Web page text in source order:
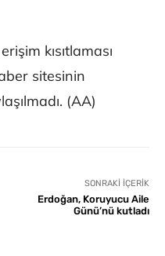
kısıtlaması
sitesinin
(AA)
SONRAKI İÇERIK
Erdoğan, Koruyucu Aile
Günü’nü kutladı